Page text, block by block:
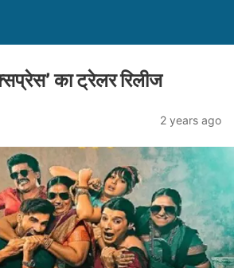
का ट्रेलर रिलीज
2 years ago